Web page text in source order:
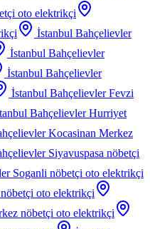
oto elektrikçi
İstanbul Bahçelievler
İstanbul Bahçelievler
İstanbul Bahçelievler
İstanbul Bahçelievler Fevzi
Bahçelievler Hurriyet
Kocasinan Merkez
Siyavuspasa nöbetçi
Soganli nöbetçi oto elektrikçi
nöbetçi oto elektrikçi
nöbetçi oto elektrikçi